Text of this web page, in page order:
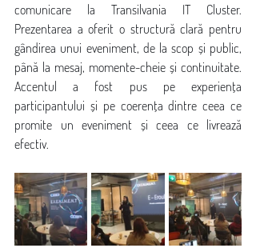
comunicare la Transilvania IT Cluster.
Prezentarea a oferit o structură clară pentru
gândirea unui eveniment, de la scop și public,
până la mesaj, momente-cheie și continuitate.
Accentul a fost pus pe experiența
participantului și pe coerența dintre ceea ce
promite un eveniment și ceea ce livrează
efectiv.